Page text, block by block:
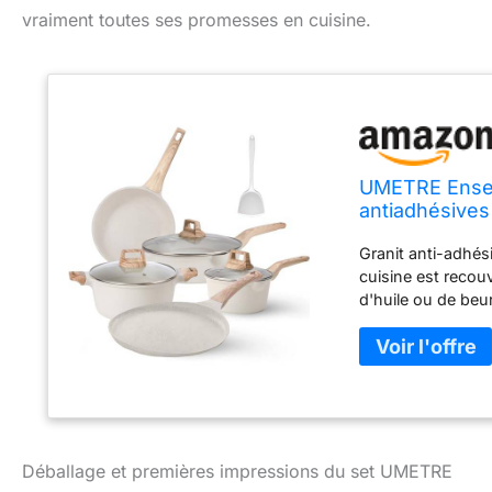
vraiment toutes ses promesses en cuisine.
UMETRE
crêpière,
Granit anti-
cuisine est
d'huile ou de
la maison. 【
UMETRE
de 2,4 l avec
Corps robuste
aluminium moulé
Déballage et premières impressions du set UMETRE